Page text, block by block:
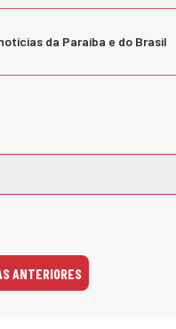
da Paraíba e do Brasil
ANTERIORES